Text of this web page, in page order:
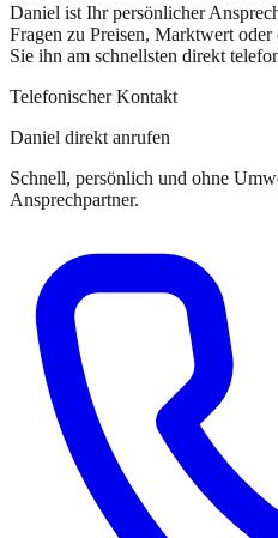
Daniel ist Ihr persönlicher
Fragen zu Preisen, Marktwert oder
Sie ihn am schnellsten direkt
Telefonischer Kontakt
Daniel direkt anrufen
Schnell, persönlich und ohne
Ansprechpartner.